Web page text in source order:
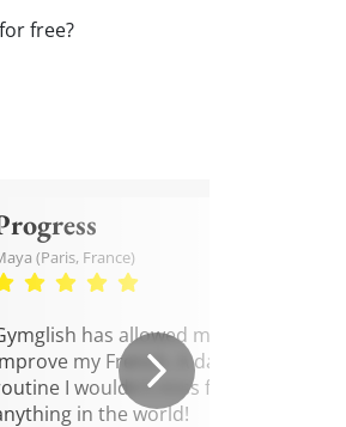
free?
(Paris, France)
has allowed me to
my French. A daily
I wouldn't miss for
in the world!